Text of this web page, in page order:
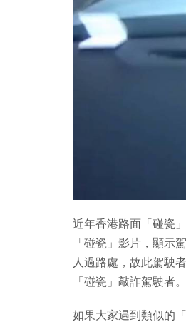
近年香港路面「碰瓷
「碰瓷」影片，顯示
人過路處，故此駕駛
「碰瓷」敲詐駕駛者。
如果大家遇到類似的